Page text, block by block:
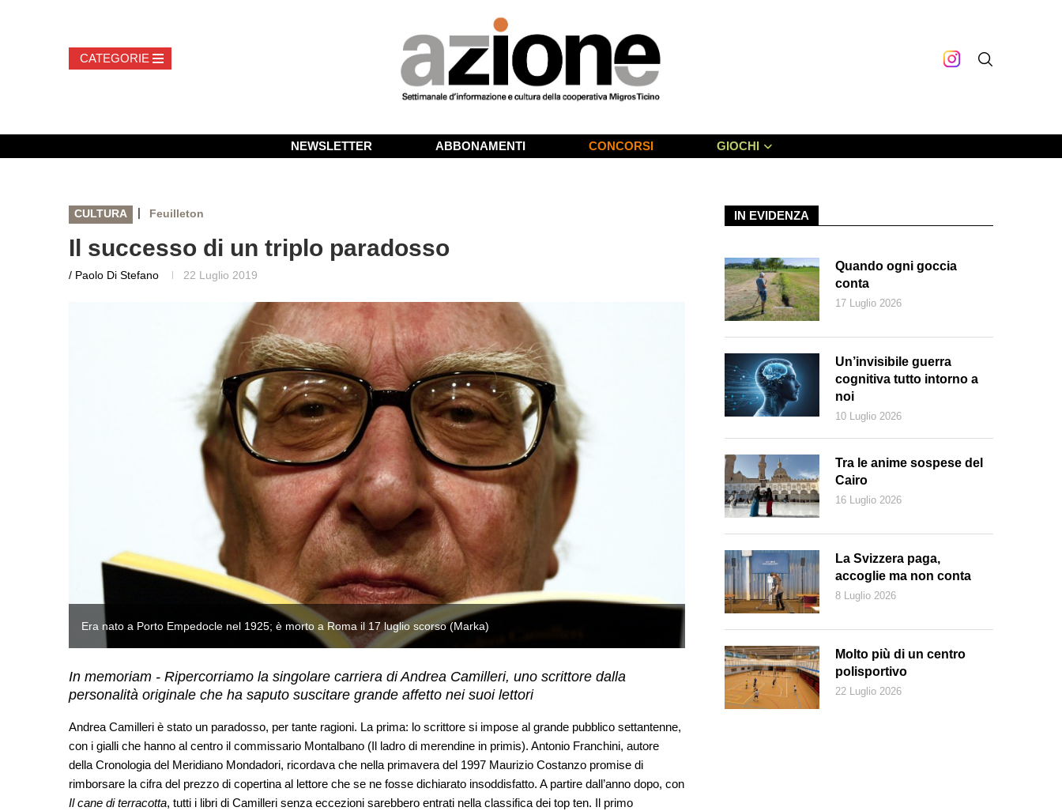
NEWSLETTER ABBONAMENTI CONCORSI GIOCHI
CULTURA | Feuilleton
Il successo di un triplo paradosso
/ Paolo Di Stefano 22 Luglio 2019
Era nato a Porto Empedocle nel 1925; è morto a Roma il 17 luglio scorso (Marka) Era nato a Porto Empedocle nel 1925; è morto a Roma il 17 luglio
In memoriam - Ripercorriamo la singolare carriera di Andrea Camilleri, uno scrittore dalla
personalità originale che ha saputo suscitare grande affetto nei suoi lettori
Andrea Camilleri è stato un paradosso, per tante ragioni. La prima: lo scrittore si impose al grande pubblico settantenne,
con i gialli che hanno al centro il commissario Montalbano (Il ladro di merendine in primis). Antonio Franchini, autore
della Cronologia del Meridiano Mondadori, ricordava che nella primavera del 1997 Maurizio Costanzo promise di
rimborsare la cifra del prezzo di copertina al lettore che se ne fosse dichiarato insoddisfatto. A partire dall’anno dopo, con
Il cane di terracotta, tutti i libri di Camilleri senza eccezioni sarebbero entrati nella classifica dei top ten. Il primo
IN EVIDENZA
Quando ogni goccia
conta
17 Luglio 2026
Un’invisibile guerra
cognitiva tutto intorno a
noi
10 Luglio 2026
Tra le anime sospese del
Cairo
16 Luglio 2026
La Svizzera paga,
accoglie ma non conta
8 Luglio 2026
Molto più di un centro
polisportivo
22 Luglio 2026